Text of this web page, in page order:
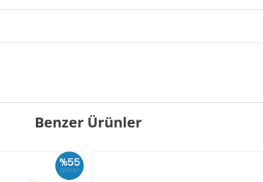
Benzer Ürünler
%55
İskonto